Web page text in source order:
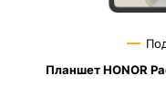
Планшет HONOR